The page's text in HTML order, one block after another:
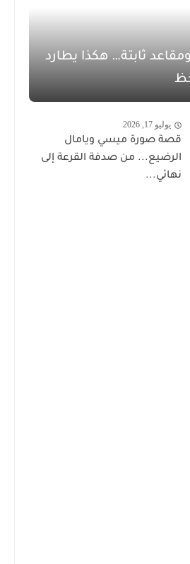
ثابتة… هكذا يطارد
يوليو 17, 2026
قصة صورة ميسي ويامال
الرضيع... من صدفة القرعة إلى
نهائي...